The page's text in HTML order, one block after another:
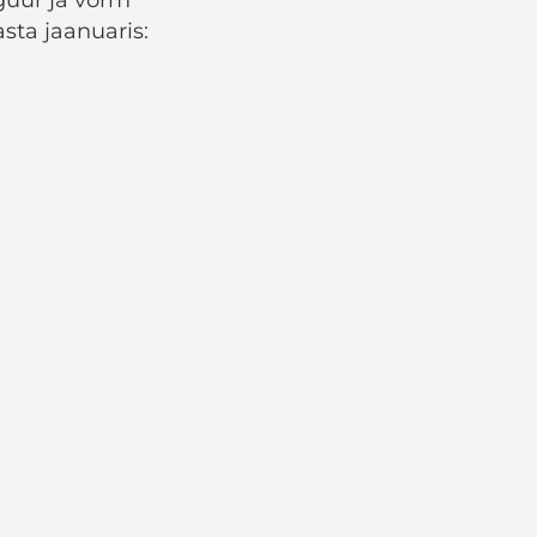
jaanuaris: